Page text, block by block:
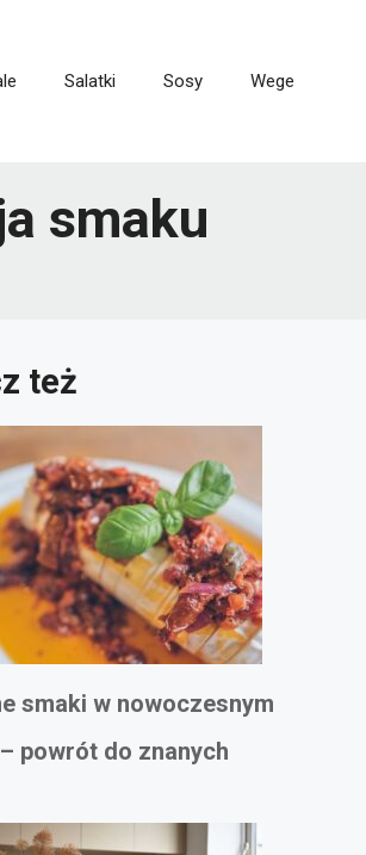
Salatki Sosy Wege
smaku
też
smaki w nowoczesnym
powrót do znanych